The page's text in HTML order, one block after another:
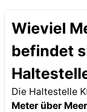
Wieviel
befindet
Die Haltestelle
Meter über Meer